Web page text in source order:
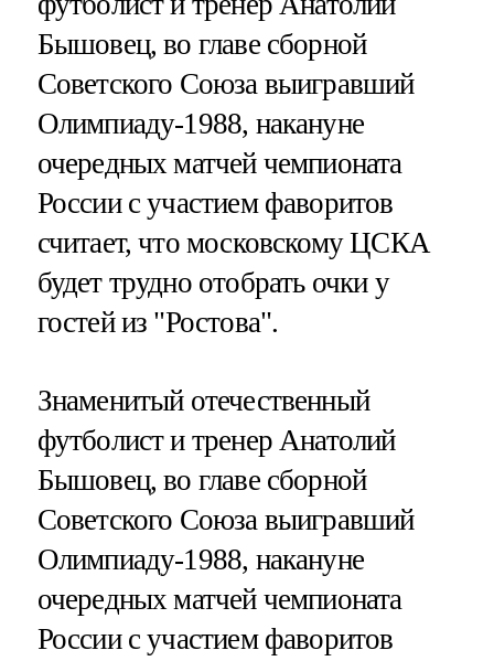
Бышовец, во главе сборной
Советского Союза выигравший
Олимпиаду-1988, накануне
очередных матчей чемпионата
России с участием фаворитов
считает, что московскому ЦСКА
будет трудно отобрать очки у
гостей из "Ростова".
Знаменитый отечественный
футболист и тренер Анатолий
Бышовец, во главе сборной
Советского Союза выигравший
Олимпиаду-1988, накануне
очередных матчей чемпионата
России с участием фаворитов